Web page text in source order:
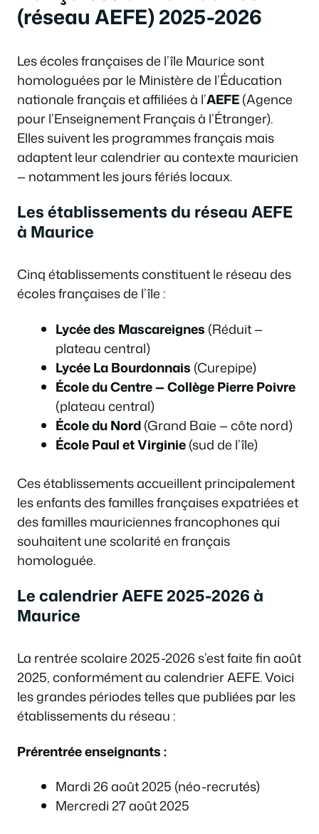
(réseau AEFE) 2025-2026
Les écoles françaises de l’île Maurice sont
homologuées par le Ministère de l’Éducation
nationale français et affiliées à l’AEFE(Agence
pour l’Enseignement Français à l’Étranger).
Elles suivent les programmes français mais
adaptent leur calendrier au contexte mauricien
— notamment les jours fériés locaux.
Les établissements du réseau AEFE
à Maurice
Cinq établissements constituent le réseau des
écoles françaises de l’île :
Lycée des Mascareignes (Réduit —
plateau central)
Lycée La Bourdonnais (Curepipe)
École du Centre — Collège Pierre Poivre
(plateau central)
École du Nord(Grand Baie — côte nord)
École Paul et Virginie(sud de l’île)
Ces établissements accueillent principalement
les enfants des familles françaises expatriées et
des familles mauriciennes francophones qui
souhaitent une scolarité en français
homologuée.
Le calendrier AEFE 2025-2026 à
Maurice
La rentrée scolaire 2025-2026 s’est faite fin août
2025, conformément au calendrier AEFE. Voici
les grandes périodes telles que publiées par les
établissements du réseau :
Prérentrée enseignants :
Mardi 26 août 2025 (néo-recrutés)
Mercredi 27 août 2025